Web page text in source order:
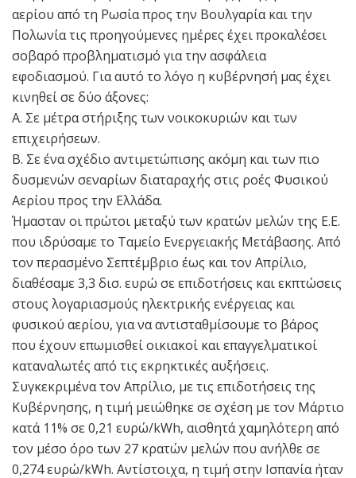
αερίου από τη Ρωσία προς την Βουλγαρία και την
Πολωνία τις προηγούμενες ημέρες έχει προκαλέσει
σοβαρό προβληματισμό για την ασφάλεια
εφοδιασμού. Για αυτό το λόγο η κυβέρνησή μας έχει
κινηθεί σε δύο άξονες:
Α. Σε μέτρα στήριξης των νοικοκυριών και των
επιχειρήσεων.
Β. Σε ένα σχέδιο αντιμετώπισης ακόμη και των πιο
δυσμενών σεναρίων διαταραχής στις ροές Φυσικού
Αερίου προς την Ελλάδα.
Ήμασταν οι πρώτοι μεταξύ των κρατών μελών της Ε.Ε.
που ιδρύσαμε το Ταμείο Ενεργειακής Μετάβασης. Από
τον περασμένο Σεπτέμβριο έως και τον Απρίλιο,
διαθέσαμε 3,3 δισ. ευρώ σε επιδοτήσεις και εκπτώσεις
στους λογαριασμούς ηλεκτρικής ενέργειας και
φυσικού αερίου, για να αντισταθμίσουμε το βάρος
που έχουν επωμισθεί οικιακοί και επαγγελματικοί
καταναλωτές από τις εκρηκτικές αυξήσεις.
Συγκεκριμένα τον Απρίλιο, με τις επιδοτήσεις της
Κυβέρνησης, η τιμή μειώθηκε σε σχέση με τον Μάρτιο
κατά 11% σε 0,21 ευρώ/kWh, αισθητά χαμηλότερη από
τον μέσο όρο των 27 κρατών μελών που ανήλθε σε
0,274 ευρώ/kWh. Αντίστοιχα, η τιμή στην Ισπανία ήταν